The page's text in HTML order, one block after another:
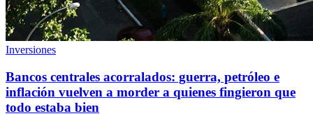
Inversiones
Bancos centrales acorralados: guerra, petróleo e
inflación vuelven a morder a quienes fingieron que
todo estaba bien